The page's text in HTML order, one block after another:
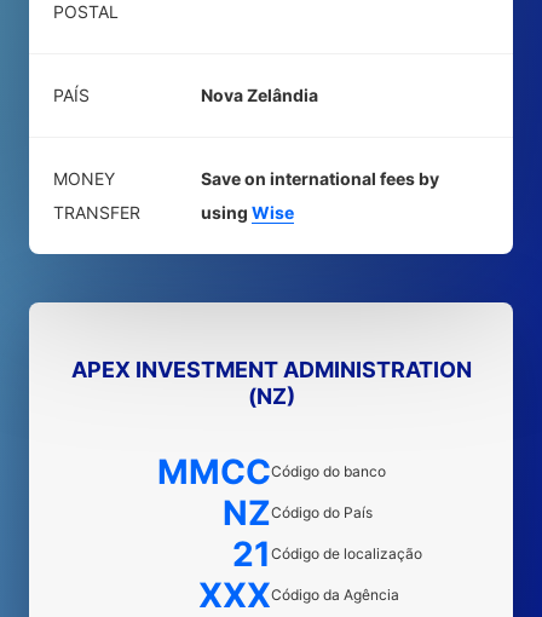
POSTAL
PAÍS Nova Zelândia
MONEY
TRANSFER
Save on international fees by
using Wise
APEX INVESTMENT ADMINISTRATION
(NZ)
MMCCCódigo do banco
NZCódigo do País
21 Código de localização
XXXCódigo da Agência